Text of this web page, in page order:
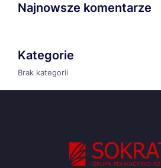
Najnowsze komentarze
Kategorie
Brak kategorii